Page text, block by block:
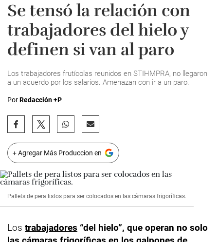
Se tensó la relación con
trabajadores del hielo y
definen si van al paro
Los trabajadores frutícolas reunidos en STIHMPRA, no llegaron
a un acuerdo por los salarios. Amenazan con ir a un paro.
PorRedacción +P
+ Agregar Más Produccion en
Pallets de pera listos para ser colocados en las cámaras frigoríficas.
Los trabajadores “del hielo”, que operan no solo